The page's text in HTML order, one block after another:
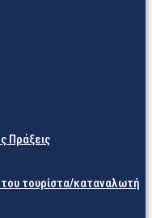
Πράξεις
τουρίστα/καταναλωτή